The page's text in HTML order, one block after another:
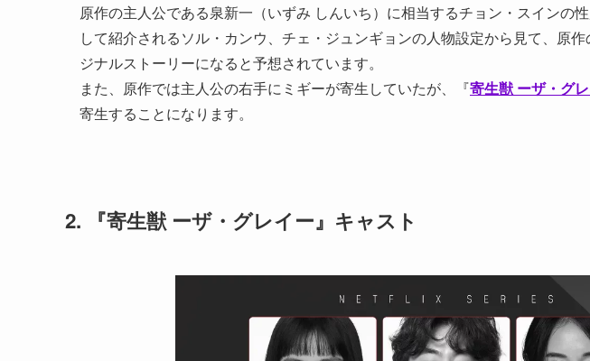
原作の主人公である泉新一（いずみ しんいち）に相当するチョン・スインの
して紹介されるソル・カンウ、チェ・ジュンギョンの人物設定から見て、原
ジナルストーリーになると予想されています。
また、原作では主人公の右手にミギーが寄生していたが、『寄生獣 ーザ・グ
寄生することになります。
2. 『寄生獣 ーザ・グレイー』キャスト